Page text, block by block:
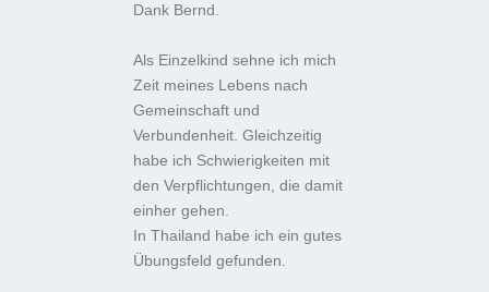
Dank Bernd.
Als Einzelkind sehne ich mich
Zeit meines Lebens nach
Gemeinschaft und
Verbundenheit. Gleichzeitig
habe ich Schwierigkeiten mit
den Verpflichtungen, die damit
einher gehen.
In Thailand habe ich ein gutes
Übungsfeld gefunden.